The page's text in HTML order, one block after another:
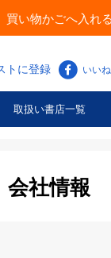
トに登録 いいね
取扱い書店一覧
会社情報